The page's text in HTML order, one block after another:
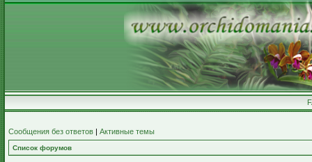
Сообщения без ответов | Активные темы
Список форумов